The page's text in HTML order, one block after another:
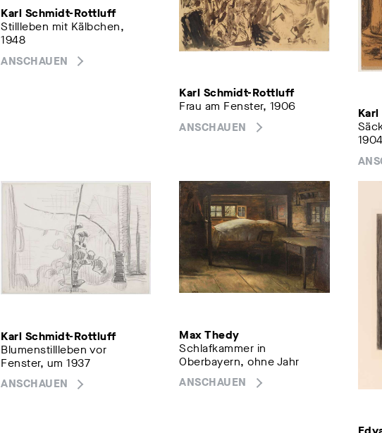
Karl Schmidt-Rottluff
Stillleben mit Kälbchen,
1948
ANSCHAUEN
Karl Schmidt-Rottluff
Frau am Fenster, 1906
ANSCHAUEN
1904
Karl Schmidt-Rottluff
Blumenstillleben vor
Fenster, um 1937
ANSCHAUEN
Max Thedy
Schlafkammer in
Oberbayern, ohne Jahr
ANSCHAUEN